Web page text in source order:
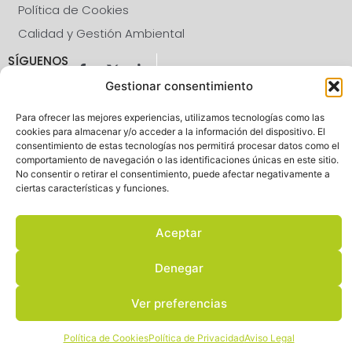
Gestionar consentimiento
Para ofrecer las mejores experiencias, utilizamos tecnologías como las
cookies para almacenar y/o acceder a la información del dispositivo. El
consentimiento de estas tecnologías nos permitirá procesar datos como el
comportamiento de navegación o las identificaciones únicas en este sitio.
No consentir o retirar el consentimiento, puede afectar negativamente a
ciertas características y funciones.
Aceptar
Denegar
Ver preferencias
Política de CookiesPolítica de PrivacidadAviso Legal
Política de Cookies
Calidad y Gestión Ambiental
SÍGUENOS
CALIDAD
© 2026 Diseñado y desarrollado por tu equipo Imedia